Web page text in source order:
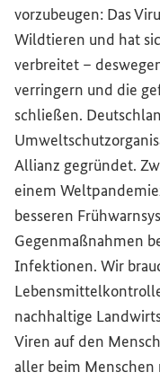
vorzubeugen: Das
Wildtieren und hat
verbreitet –
verringern und die
schließen.
Allianz gegründet.
einem
besseren
Gegenmaßnahmen
Infektionen. Wir
nachhaltige
Viren auf den
aller beim